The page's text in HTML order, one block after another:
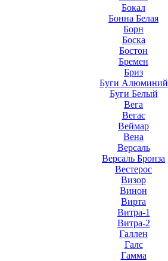
Бокал
Бонна Белая
Борн
Боска
Бостон
Бремен
Бриз
Буги Алюминий
Буги Белый
Вега
Вегас
Веймар
Вена
Версаль
Версаль Бронза
Вестерос
Визор
Винон
Вирта
Витра-1
Витра-2
Галлен
Галс
Гамма